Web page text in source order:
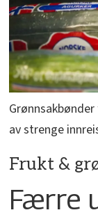
av strenge
Frukt &
Færre